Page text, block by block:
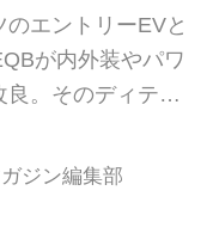
のエントリーEVと
が内外装やパワ
。そのディテー
。
ジン編集部